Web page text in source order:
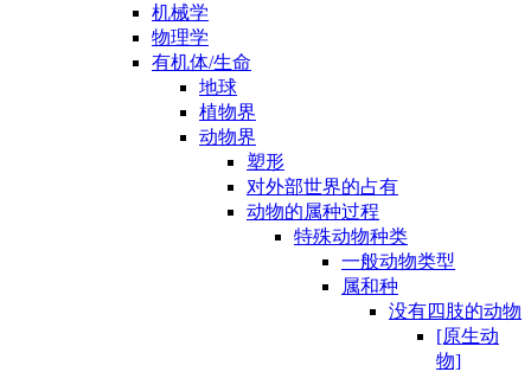
机械学
物理学
有机体/生命
地球
植物界
动物界
塑形
对外部世界的占有
动物的属种过程
特殊动物种类
一般动物类型
属和种
没有四肢的动物
[原生动
物]